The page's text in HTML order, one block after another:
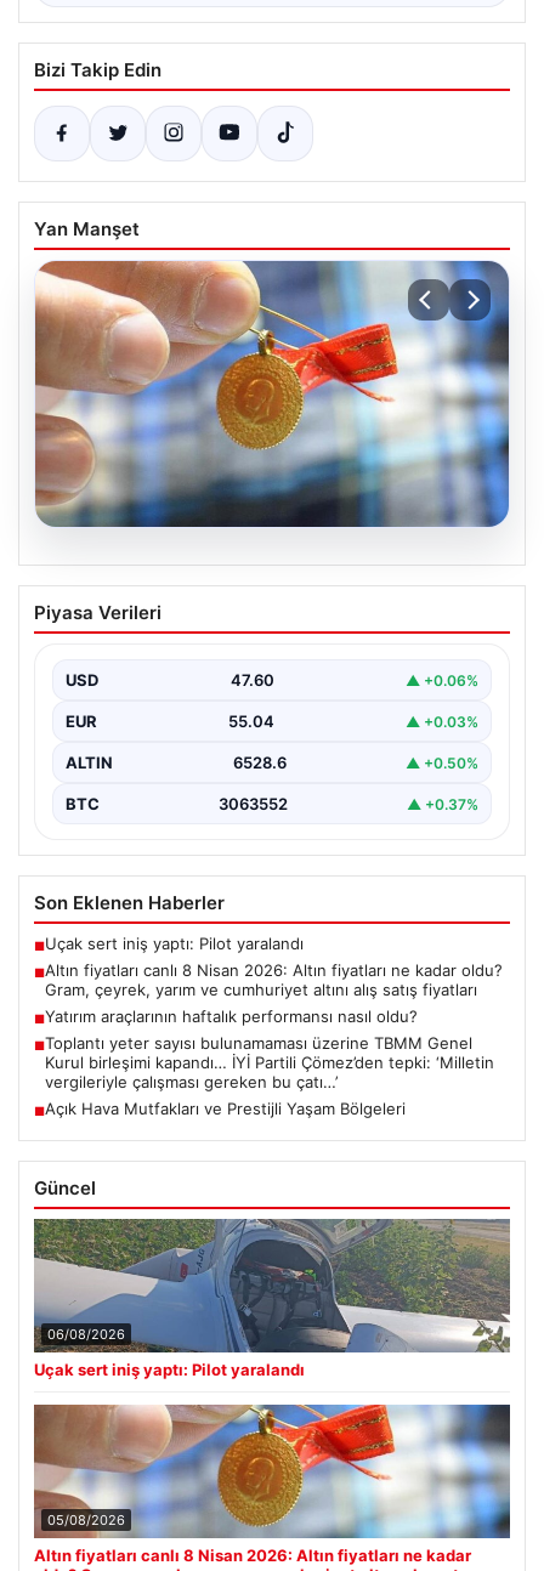
Bizi Takip Edin
Yan Manşet
05.08.2026
Altın fiyatları canlı 8 Nisan 2026: Altın
fiyatları ne kadar oldu? Gram, çeyrek,
fiyatları
{ "title": "8 Nisan 2026 Altın Fiyatları Canlı Takip: Gram,
Çeyrek ve Cumhuriyet Altını…
Piyasa Verileri
USD 47.60 ▲ +0.06%
EUR 55.04 ▲ +0.03%
ALTIN 6528.6 ▲ +0.50%
BTC 3063552 ▲ +0.37%
Son Eklenen Haberler
■Uçak sert iniş yaptı: Pilot yaralandı
■Altın fiyatları canlı 8 Nisan 2026: Altın fiyatları ne kadar oldu?
Gram, çeyrek, yarım ve cumhuriyet altını alış satış fiyatları
■Yatırım araçlarının haftalık performansı nasıl oldu?
■Toplantı yeter sayısı bulunamaması üzerine TBMM Genel
Kurul birleşimi kapandı… İYİ Partili Çömez’den tepki: ‘Milletin
vergileriyle çalışması gereken bu çatı…’
■Açık Hava Mutfakları ve Prestijli Yaşam Bölgeleri
Güncel
06/08/2026
Uçak sert iniş yaptı: Pilot yaralandı
05/08/2026
Altın fiyatları canlı 8 Nisan 2026: Altın fiyatları ne kadar